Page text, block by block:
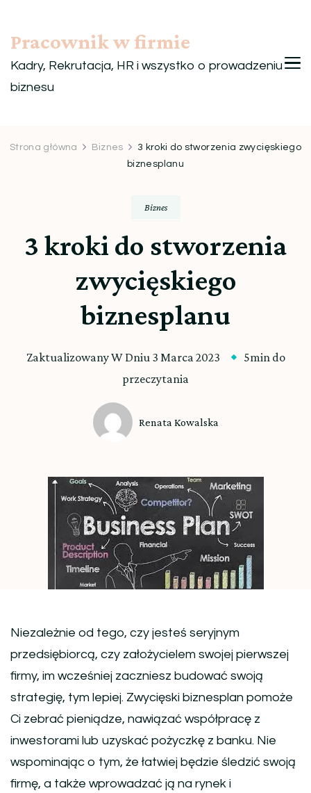
Pracownik w firmie
Kadry, Rekrutacja, HR i wszystko o prowadzeniu
biznesu
Strona główna Biznes
3 kroki do stworzenia zwycięskiego
biznesplanu
Biznes
3 kroki do stworzenia
zwycięskiego
biznesplanu
Zaktualizowany W Dniu 3 Marca 2023
5min do
przeczytania
Renata Kowalska
Niezależnie od tego, czy jesteś seryjnym
przedsiębiorcą, czy założycielem swojej pierwszej
firmy, im wcześniej zaczniesz budować swoją
strategię, tym lepiej. Zwycięski biznesplan pomoże
Ci zebrać pieniądze, nawiązać współpracę z
inwestorami lub uzyskać pożyczkę z banku. Nie
wspominając o tym, że łatwiej będzie śledzić swoją
firmę, a także wprowadzać ją na rynek i